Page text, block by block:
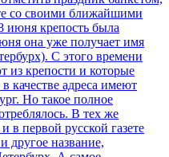
со своими ближайшими
июня крепость была
она уже получает имя
С этого времени
из крепости и которые
качестве адреса имеют
Но такое полное
В тех же
в первой русской газете
другое название,